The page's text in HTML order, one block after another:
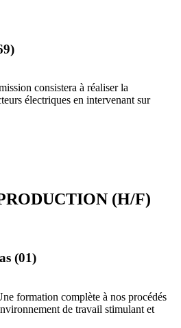
consistera à réaliser la
électriques en intervenant sur
(H/F)
(01)
formation complète à nos procédés
de travail stimulant et